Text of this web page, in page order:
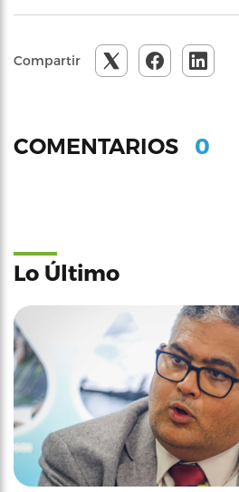
Compartir
COMENTARIOS 0
Lo Último